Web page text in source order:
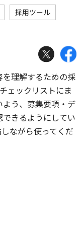
採用ツール
理解するための採
ェックリストにま
う、募集要項・デ
きるようにしてい
ながら使ってくだ